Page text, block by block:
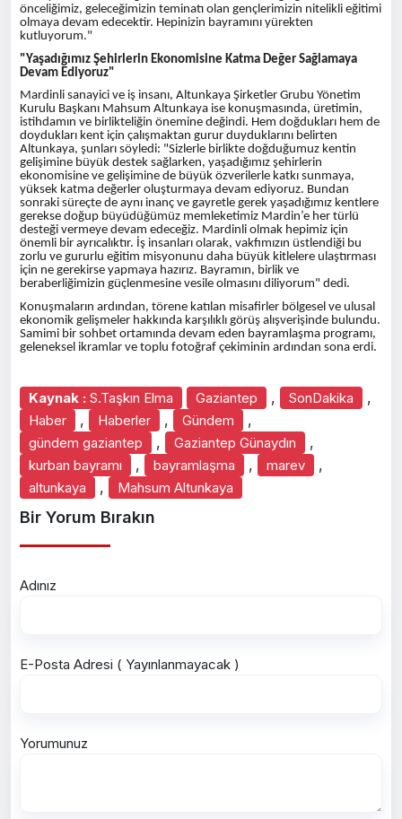
önceliğimiz, geleceğimizin teminatı olan gençlerimizin nitelikli eğitimi
olmaya devam edecektir. Hepinizin bayramını yürekten
kutluyorum."
"Yaşadığımız Şehirlerin Ekonomisine Katma Değer Sağlamaya
Devam Ediyoruz"
Mardinli sanayici ve iş insanı, Altunkaya Şirketler Grubu Yönetim
Kurulu Başkanı Mahsum Altunkaya ise konuşmasında, üretimin,
istihdamın ve birlikteliğin önemine değindi. Hem doğdukları hem de
doydukları kent için çalışmaktan gurur duyduklarını belirten
Altunkaya, şunları söyledi: "Sizlerle birlikte doğduğumuz kentin
gelişimine büyük destek sağlarken, yaşadığımız şehirlerin
ekonomisine ve gelişimine de büyük özverilerle katkı sunmaya,
yüksek katma değerler oluşturmaya devam ediyoruz. Bundan
sonraki süreçte de aynı inanç ve gayretle gerek yaşadığımız kentlere
gerekse doğup büyüdüğümüz memleketimiz Mardin’e her türlü
desteği vermeye devam edeceğiz. Mardinli olmak hepimiz için
önemli bir ayrıcalıktır. İş insanları olarak, vakfımızın üstlendiği bu
zorlu ve gururlu eğitim misyonunu daha büyük kitlelere ulaştırması
için ne gerekirse yapmaya hazırız. Bayramın, birlik ve
beraberliğimizin güçlenmesine vesile olmasını diliyorum" dedi.
Konuşmaların ardından, törene katılan misafirler bölgesel ve ulusal
ekonomik gelişmeler hakkında karşılıklı görüş alışverişinde bulundu.
Samimi bir sohbet ortamında devam eden bayramlaşma programı,
geleneksel ikramlar ve toplu fotoğraf çekiminin ardından sona erdi.
Kaynak : S.Taşkın Elma Gaziantep , SonDakika ,
Haber , Haberler , Gündem ,
gündem gaziantep , Gaziantep Günaydın ,
kurban bayramı , bayramlaşma , marev ,
altunkaya , Mahsum Altunkaya
Bir Yorum Bırakın
Adınız
E-Posta Adresi ( Yayınlanmayacak )
Yorumunuz